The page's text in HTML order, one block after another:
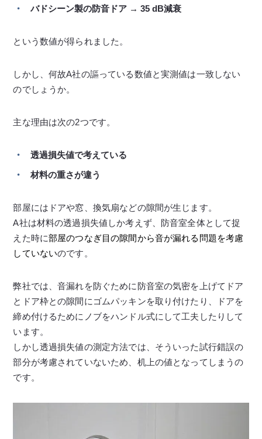
バドシーン製の防音ドア → 35 dB減衰
という数値が得られました。
しかし、何故A社の謳っている数値と実測値は一致しない
のでしょうか。
主な理由は次の2つです。
透過損失値で考えている
材料の重さが違う
部屋にはドアや窓、換気扇などの隙間が生じます。
A社は材料の透過損失値しか考えず、防音室全体として捉
えた時に部屋のつなぎ目の隙間から音が漏れる問題を考慮
していないのです。
弊社では、音漏れを防ぐために防音室の気密を上げてドア
とドア枠との隙間にゴムパッキンを取り付けたり、ドアを
締め付けるためにノブをハンドル式にして工夫したりして
います。
しかし透過損失値の測定方法では、そういった試行錯誤の
部分が考慮されていないため、机上の値となってしまうの
です。